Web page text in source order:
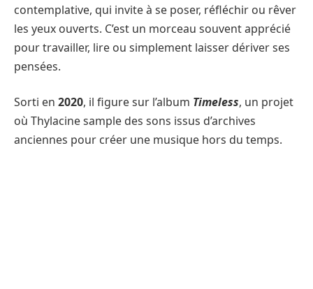
contemplative, qui invite à se poser, réfléchir ou rêver
les yeux ouverts. C’est un morceau souvent apprécié
pour travailler, lire ou simplement laisser dériver ses
pensées.
Sorti en 2020, il figure sur l’album Timeless, un projet
où Thylacine sample des sons issus d’archives
anciennes pour créer une musique hors du temps.